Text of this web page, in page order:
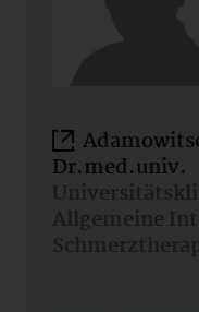
Dr.med.univ.
Allgemeine